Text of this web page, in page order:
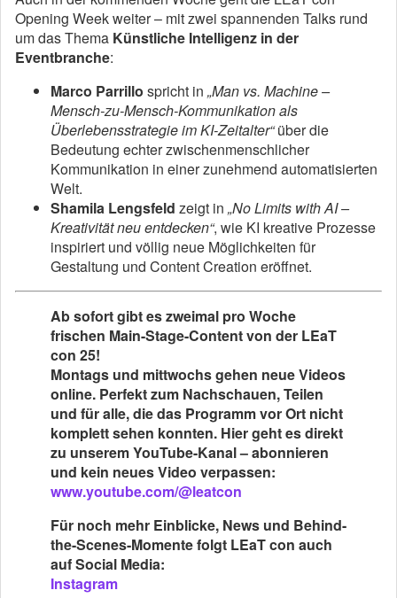
Opening Week weiter – mit zwei spannenden Talks rund
um das Thema Künstliche Intelligenz in der
Eventbranche:
Marco Parrillo spricht in „Man vs. Machine –
Mensch-zu-Mensch-Kommunikation als
Überlebensstrategie im KI-Zeitalter“über die
Bedeutung echter zwischenmenschlicher
Kommunikation in einer zunehmend automatisierten
Welt.
Shamila Lengsfeld zeigt in „No Limits with AI –
Kreativität neu entdecken“, wie KI kreative Prozesse
inspiriert und völlig neue Möglichkeiten für
Gestaltung und Content Creation eröffnet.
Ab sofort gibt es zweimal pro Woche
frischen Main-Stage-Content von der LEaT
con 25!
Montags und mittwochs gehen neue Videos
online. Perfekt zum Nachschauen, Teilen
und für alle, die das Programm vor Ort nicht
komplett sehen konnten. Hier geht es direkt
zu unserem YouTube-Kanal – abonnieren
und kein neues Video verpassen:
www.youtube.com/@leatcon
Für noch mehr Einblicke, News und Behind-
the-Scenes-Momente folgt LEaT con auch
auf Social Media:
Instagram